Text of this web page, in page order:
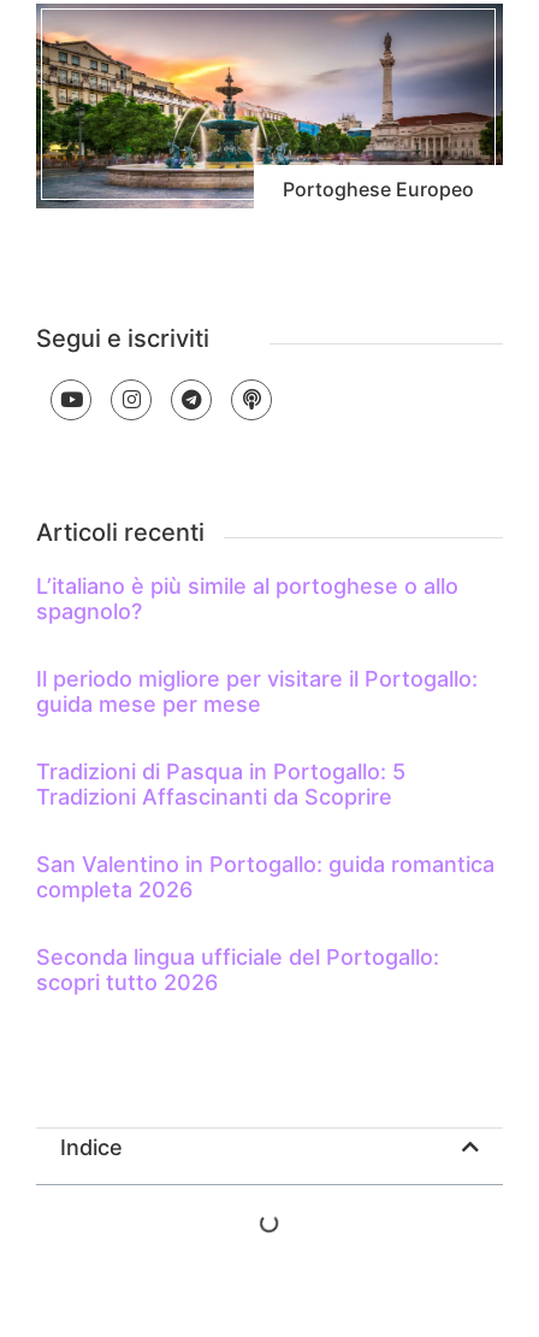
Portoghese Europeo
Segui e iscriviti
Articoli recenti
L’italiano è più simile al portoghese o allo
spagnolo?
Il periodo migliore per visitare il Portogallo:
guida mese per mese
Tradizioni di Pasqua in Portogallo: 5
Tradizioni Affascinanti da Scoprire
San Valentino in Portogallo: guida romantica
completa 2026
Seconda lingua ufficiale del Portogallo:
scopri tutto 2026
Indice